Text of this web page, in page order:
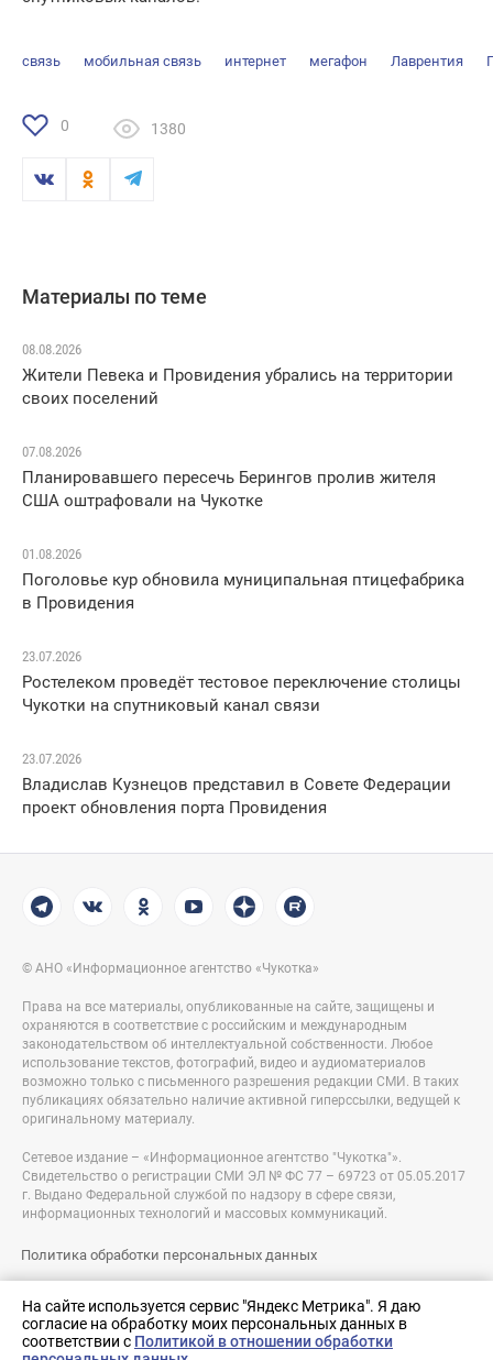
На сайте используется сервис "Яндекс Метрика". Я даю
согласие на обработку моих персональных данных в
соответствии с Политикой в отношении обработки
связь мобильная связь интернет мегафон Лаврентия
0 1380
Материалы по теме
08.08.2026
Жители Певека и Провидения убрались на территории
своих поселений
07.08.2026
Планировавшего пересечь Берингов пролив жителя
США оштрафовали на Чукотке
01.08.2026
Поголовье кур обновила муниципальная птицефабрика
в Провидения
23.07.2026
Ростелеком проведёт тестовое переключение столицы
Чукотки на спутниковый канал связи
23.07.2026
Владислав Кузнецов представил в Совете Федерации
проект обновления порта Провидения
© АНО «Информационное агентство «Чукотка»
Права на все материалы, опубликованные на сайте, защищены и
охраняются в соответствие с российским и международным
законодательством об интеллектуальной собственности. Любое
использование текстов, фотографий, видео и аудиоматериалов
возможно только с письменного разрешения редакции СМИ. В таких
публикациях обязательно наличие активной гиперссылки, ведущей к
оригинальному материалу.
Сетевое издание – «Информационное агентство "Чукотка"».
Свидетельство о регистрации СМИ ЭЛ № ФС 77 – 69723 от 05.05.2017
г. Выдано Федеральной службой по надзору в сфере связи,
информационных технологий и массовых коммуникаций.
Политика обработки персональных данных
Разработка сайта: